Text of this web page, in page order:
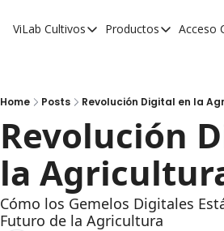
ViLab Cultivos
Cultivos
Olivos
Cítricos
Cerezos
Almendros
Arándanos
Productos
Productos
Estudio de
Monitoreo
Acceso
Home Posts Revolución Digital en la
Revolución
la
Cómo los Gemelos Digitales
Futuro de la Agricultura